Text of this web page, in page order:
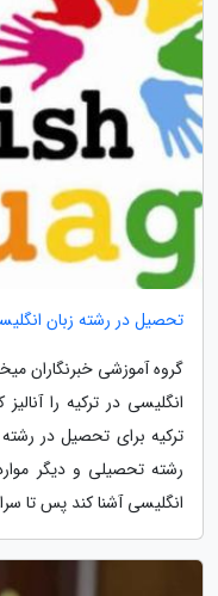
تحصیل در رشته زبان
گروه آموزشی خبرنگاران
انگلیسی در ترکیه را
ترکیه برای تحصیل در
رشته تحصیلی و دیگر
انگلیسی آشنا کند پس تا